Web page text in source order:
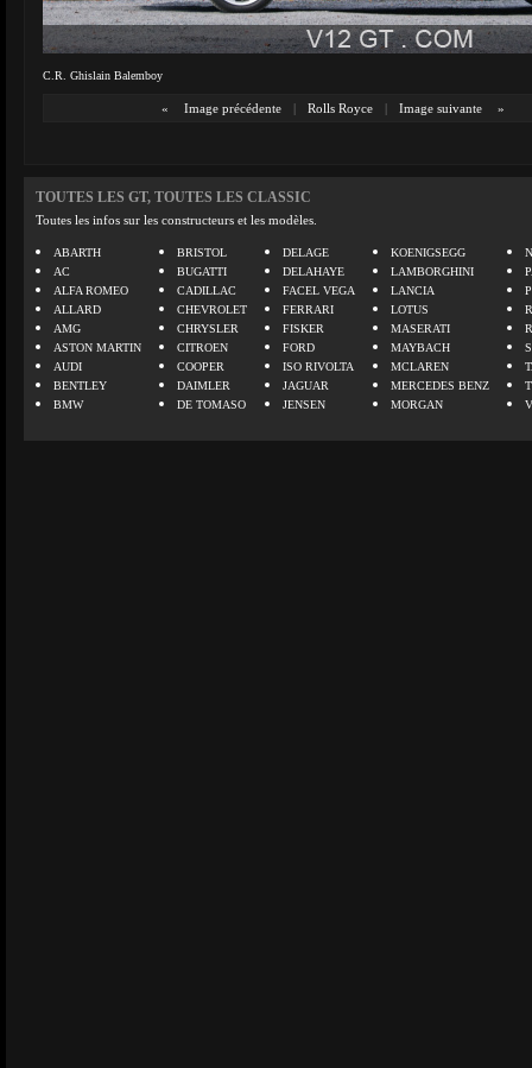
C.R. Ghislain Balemboy
« Image précédente | Rolls Royce | Image suivante »
TOUTES LES GT, TOUTES LES CLASSIC
Toutes les infos sur les constructeurs et les modèles.
ABARTH
AC
ALFA ROMEO
ALLARD
AMG
ASTON MARTIN
AUDI
BENTLEY
BMW
BRISTOL
BUGATTI
CADILLAC
CHEVROLET
CHRYSLER
CITROEN
COOPER
DAIMLER
DE TOMASO
DELAGE
DELAHAYE
FACEL VEGA
FERRARI
FISKER
FORD
ISO RIVOLTA
JAGUAR
JENSEN
KOENIGSEGG
LAMBORGHINI
LANCIA
LOTUS
MASERATI
MAYBACH
MCLAREN
MERCEDES BENZ
MORGAN